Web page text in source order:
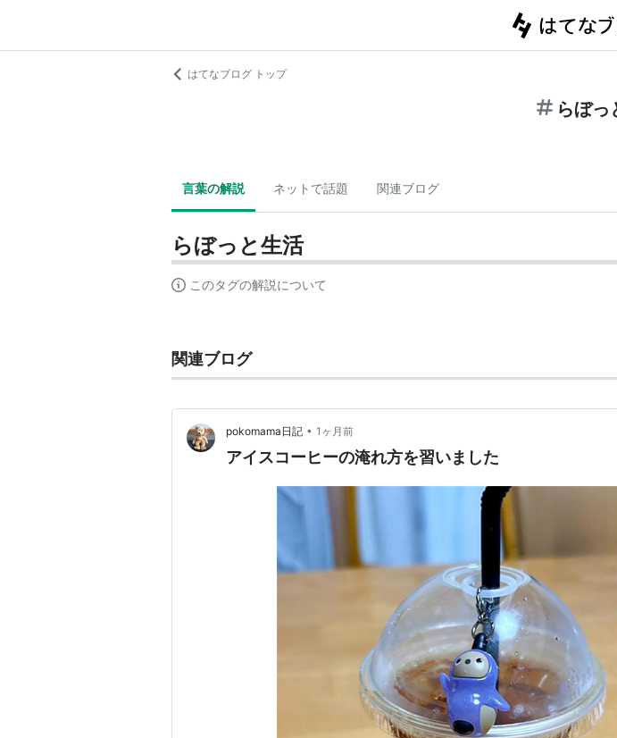
はてなブログ トップ
らぼっ
言葉の解説 ネットで話題 関連ブログ
らぼっと生活
このタグの解説について
関連ブログ
pokomama日記 • 1ヶ月前
アイスコーヒーの淹れ方を習いました